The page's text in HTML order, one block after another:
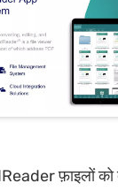
फ़ाइलों